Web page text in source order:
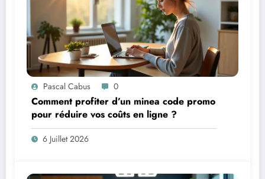
Pascal Cabus 0
Comment profiter d’un minea code promo
pour réduire vos coûts en ligne ?
6 Juillet 2026